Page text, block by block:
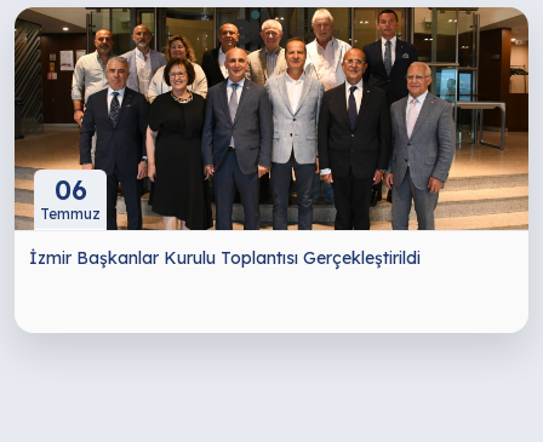
06
Temmuz
İzmir Başkanlar Kurulu Toplantısı Gerçekleştirildi